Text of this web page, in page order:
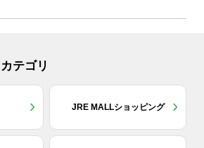
テゴリ
JRE MALLショッピング